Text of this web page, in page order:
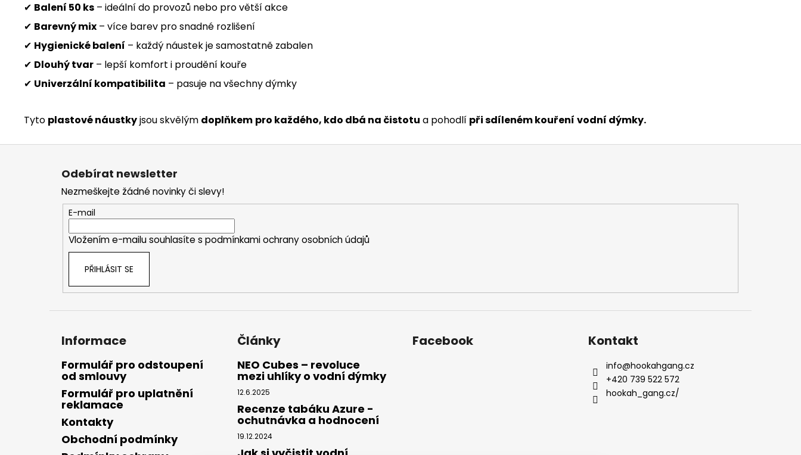
✔ Balení 50 ks – ideální do provozů nebo pro větší akce
✔ Barevný mix – více barev pro snadné rozlišení
✔ Hygienické balení – každý náustek je samostatně zabalen
✔ Dlouhý tvar – lepší komfort i proudění kouře
✔ Univerzální kompatibilita – pasuje na všechny dýmky
Tyto plastové náustkyjsou skvělým doplňkem pro každého, kdo dbá na čistotu a pohodlí při sdíleném kouření vodní dýmky.
Z
Odebírat newsletter
Nezmeškejte žádné novinky či slevy!
E-mail
Vložením e-mailu souhlasíte s podmínkami ochrany osobních údajů
PŘIHLÁSIT SE
Informace
Formulář pro odstoupení
od smlouvy
Formulář pro uplatnění
reklamace
Kontakty
Obchodní podmínky
Články
NEO Cubes – revoluce
mezi uhlíky o vodní dýmky
12.6.2025
Recenze tabáku Azure -
ochutnávka a hodnocení
19.12.2024
Facebook Kontakt
info@hookahgang.cz
+420 739 522 572
hookah_gang.cz/